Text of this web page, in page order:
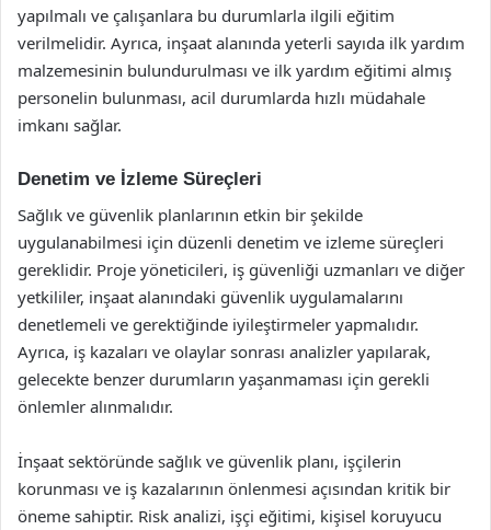
yapılmalı ve çalışanlara bu durumlarla ilgili eğitim
verilmelidir. Ayrıca, inşaat alanında yeterli sayıda ilk yardım
malzemesinin bulundurulması ve ilk yardım eğitimi almış
personelin bulunması, acil durumlarda hızlı müdahale
imkanı sağlar.
Denetim ve İzleme Süreçleri
Sağlık ve güvenlik planlarının etkin bir şekilde
uygulanabilmesi için düzenli denetim ve izleme süreçleri
gereklidir. Proje yöneticileri, iş güvenliği uzmanları ve diğer
yetkililer, inşaat alanındaki güvenlik uygulamalarını
denetlemeli ve gerektiğinde iyileştirmeler yapmalıdır.
Ayrıca, iş kazaları ve olaylar sonrası analizler yapılarak,
gelecekte benzer durumların yaşanmaması için gerekli
önlemler alınmalıdır.
İnşaat sektöründe sağlık ve güvenlik planı, işçilerin
korunması ve iş kazalarının önlenmesi açısından kritik bir
öneme sahiptir. Risk analizi, işçi eğitimi, kişisel koruyucu